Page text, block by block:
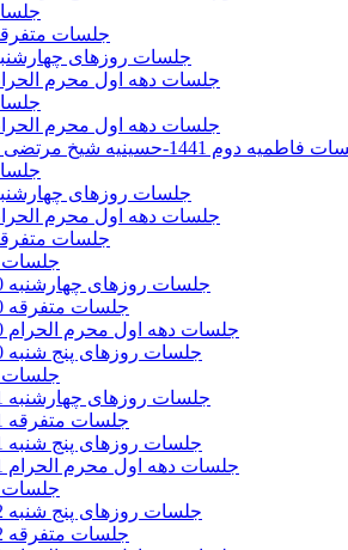
جلسات متفرقه
جلسات روزهای چهارشنبه
جلسات دهه اول محرم الحرام
جلسات دهه اول محرم الحرام
دوم 1441-حسینیه شیخ مرتضی زاهد
جلسات روزهای چهارشنبه
جلسات دهه اول محرم الحرام
جلسات متفرقه
جلسات
جلسات روزهای چهارشنبه 1400
جلسات متفرقه 1400
جلسات دهه اول محرم الحرام 1400
جلسات روزهای پنج شنبه 1400
جلسات
جلسات روزهای چهارشنبه 1401
جلسات متفرقه 1401
جلسات روزهای پنج شنبه 1401
جلسات دهه اول محرم الحرام 1401
جلسات
جلسات روزهای پنج شنبه 1402
جلسات متفرقه 1402